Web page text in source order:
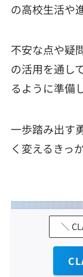
の高校生活や
不安な点や疑
の活用を通し
るように準備
一歩踏み出す
く変えるきっ
＼